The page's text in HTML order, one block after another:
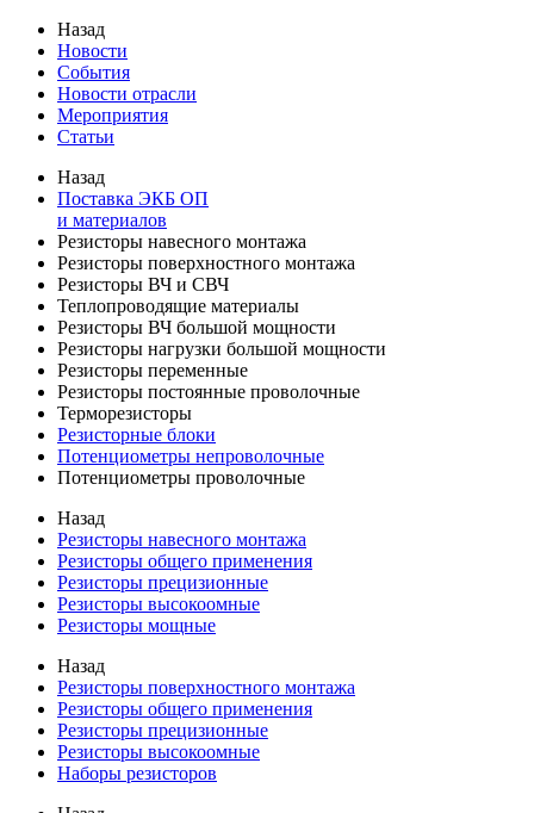
Назад
Новости
События
Новости отрасли
Мероприятия
Статьи
Назад
Поставка ЭКБ ОП
и материалов
Резисторы навесного монтажа
Резисторы поверхностного монтажа
Резисторы ВЧ и СВЧ
Теплопроводящие материалы
Резисторы ВЧ большой мощности
Резисторы нагрузки большой мощности
Резисторы переменные
Резисторы постоянные проволочные
Терморезисторы
Резисторные блоки
Потенциометры непроволочные
Потенциометры проволочные
Назад
Резисторы навесного монтажа
Резисторы общего применения
Резисторы прецизионные
Резисторы высокоомные
Резисторы мощные
Назад
Резисторы поверхностного монтажа
Резисторы общего применения
Резисторы прецизионные
Резисторы высокоомные
Наборы резисторов